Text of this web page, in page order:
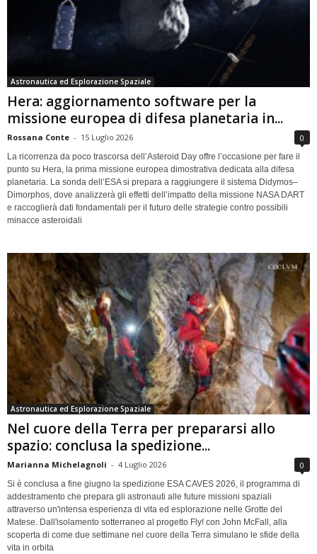
Astronautica ed Esplorazione Spaziale
Hera: aggiornamento software per la
missione europea di difesa planetaria in...
Rossana Conte - 15 Luglio 2026 0
La ricorrenza da poco trascorsa dell’Asteroid Day offre l’occasione per fare il
punto su Hera, la prima missione europea dimostrativa dedicata alla difesa
planetaria. La sonda dell’ESA si prepara a raggiungere il sistema Didymos–
Dimorphos, dove analizzerà gli effetti dell’impatto della missione NASA DART
e raccoglierà dati fondamentali per il futuro delle strategie contro possibili
minacce asteroidali
Astronautica ed Esplorazione Spaziale
Nel cuore della Terra per prepararsi allo
spazio: conclusa la spedizione...
Marianna Michelagnoli - 4 Luglio 2026 0
Si è conclusa a fine giugno la spedizione ESA CAVES 2026, il programma di
addestramento che prepara gli astronauti alle future missioni spaziali
attraverso un'intensa esperienza di vita ed esplorazione nelle Grotte del
Matese. Dall'isolamento sotterraneo al progetto Fly! con John McFall, alla
scoperta di come due settimane nel cuore della Terra simulano le sfide della
vita in orbita